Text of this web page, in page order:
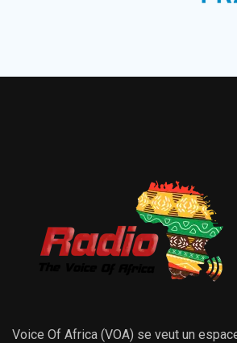
Voice Of Africa (VOA) se veut un